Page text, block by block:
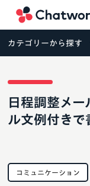
カテゴリーから探す
日程調整メ
ル文例付き
コミュニケーション